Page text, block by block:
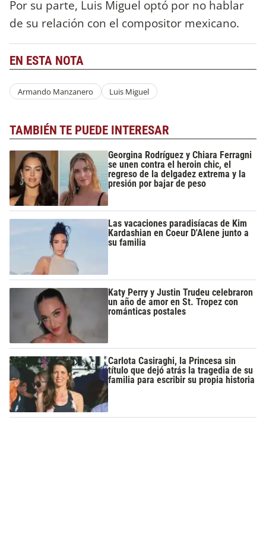
Por su parte, Luis Miguel optó por no hablar
de su relación con el compositor mexicano.
EN ESTA NOTA
Armando Manzanero Luis Miguel
TAMBIÉN TE PUEDE INTERESAR
Georgina Rodríguez y Chiara Ferragni
se unen contra el heroin chic, el
regreso de la delgadez extrema y la
presión por bajar de peso
Las vacaciones paradisíacas de Kim
Kardashian en Coeur D'Alene junto a
su familia
Katy Perry y Justin Trudeu celebraron
un año de amor en St. Tropez con
románticas postales
Carlota Casiraghi, la Princesa sin
título que dejó atrás la tragedia de su
familia para escribir su propia historia